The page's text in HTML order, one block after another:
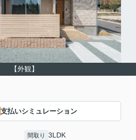
【外観】
支払いシミュレーション
間取り 3LDK